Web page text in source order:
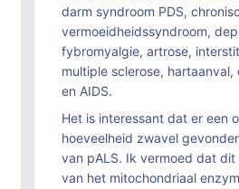
darm syndroom PDS,
vermoeidheidssyndroom,
fybromyalgie, artrose,
multiple sclerose, hartaanval,
en AIDS.
Het is interessant dat er een
hoeveelheid zwavel
van pALS. Ik vermoed dat
van het mitochondriaal